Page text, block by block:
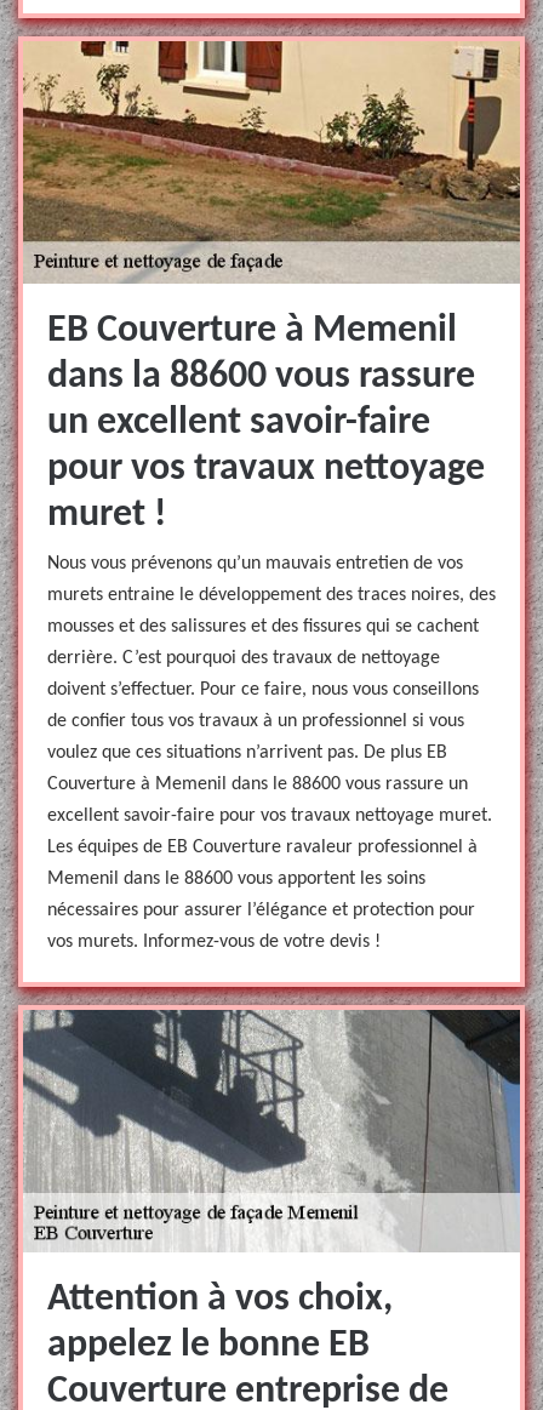
EB Couverture à Memenil
dans la 88600 vous rassure
un excellent savoir-faire
pour vos travaux nettoyage
muret !
Nous vous prévenons qu’un mauvais entretien de vos
murets entraine le développement des traces noires, des
mousses et des salissures et des fissures qui se cachent
derrière. C’est pourquoi des travaux de nettoyage
doivent s’effectuer. Pour ce faire, nous vous conseillons
de confier tous vos travaux à un professionnel si vous
voulez que ces situations n’arrivent pas. De plus EB
Couverture à Memenil dans le 88600 vous rassure un
excellent savoir-faire pour vos travaux nettoyage muret.
Les équipes de EB Couverture ravaleur professionnel à
Memenil dans le 88600 vous apportent les soins
nécessaires pour assurer l’élégance et protection pour
vos murets. Informez-vous de votre devis !
Attention à vos choix,
appelez le bonne EB
Couverture entreprise de